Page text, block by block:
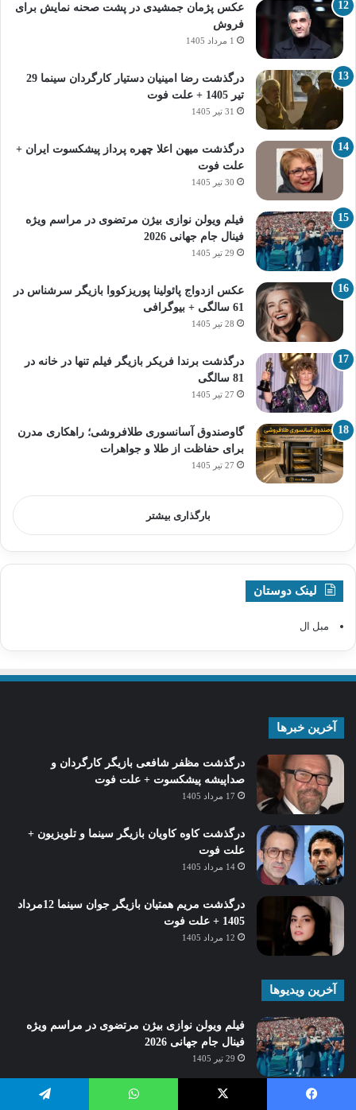
عکس پژمان جمشیدی در پشت صحنه نمایش برای
فروش
1 مرداد 1405
درگذشت رضا امینیان دستیار کارگردان سینما 29
تیر 1405 + علت فوت
31 تیر 1405
درگذشت میهن اعلا چهره پرداز پیشکسوت ایران +
علت فوت
30 تیر 1405
فیلم ویولن نوازی بیژن مرتضوی در مراسم ویژه
فینال جام جهانی 2026
29 تیر 1405
عکس ازدواج پائولینا پوریزکووا بازیگر سرشناس در
61 سالگی + بیوگرافی
28 تیر 1405
درگذشت برندا فریکر بازیگر فیلم تنها در خانه در
81 سالگی
27 تیر 1405
گاوصندوق آسانسوری طلافروشی؛ راهکاری مدرن
برای حفاظت از طلا و جواهرات
27 تیر 1405
بارگذاری بیشتر
لینک دوستان
مبل ال
آخرین خبرها
درگذشت مظفر شافعی بازیگر کارگردان و
صداپیشه پیشکسوت + علت فوت
17 مرداد 1405
درگذشت کاوه کاویان بازیگر سینما و تلویزیون +
علت فوت
14 مرداد 1405
درگذشت مریم همتیان بازیگر جوان سینما 12مرداد
1405 + علت فوت
12 مرداد 1405
آخرین ویدیوها
فیلم ویولن نوازی بیژن مرتضوی در مراسم ویژه
فینال جام جهانی 2026
29 تیر 1405
فیلم مجید شهریاری بازیگر معروف در لباس